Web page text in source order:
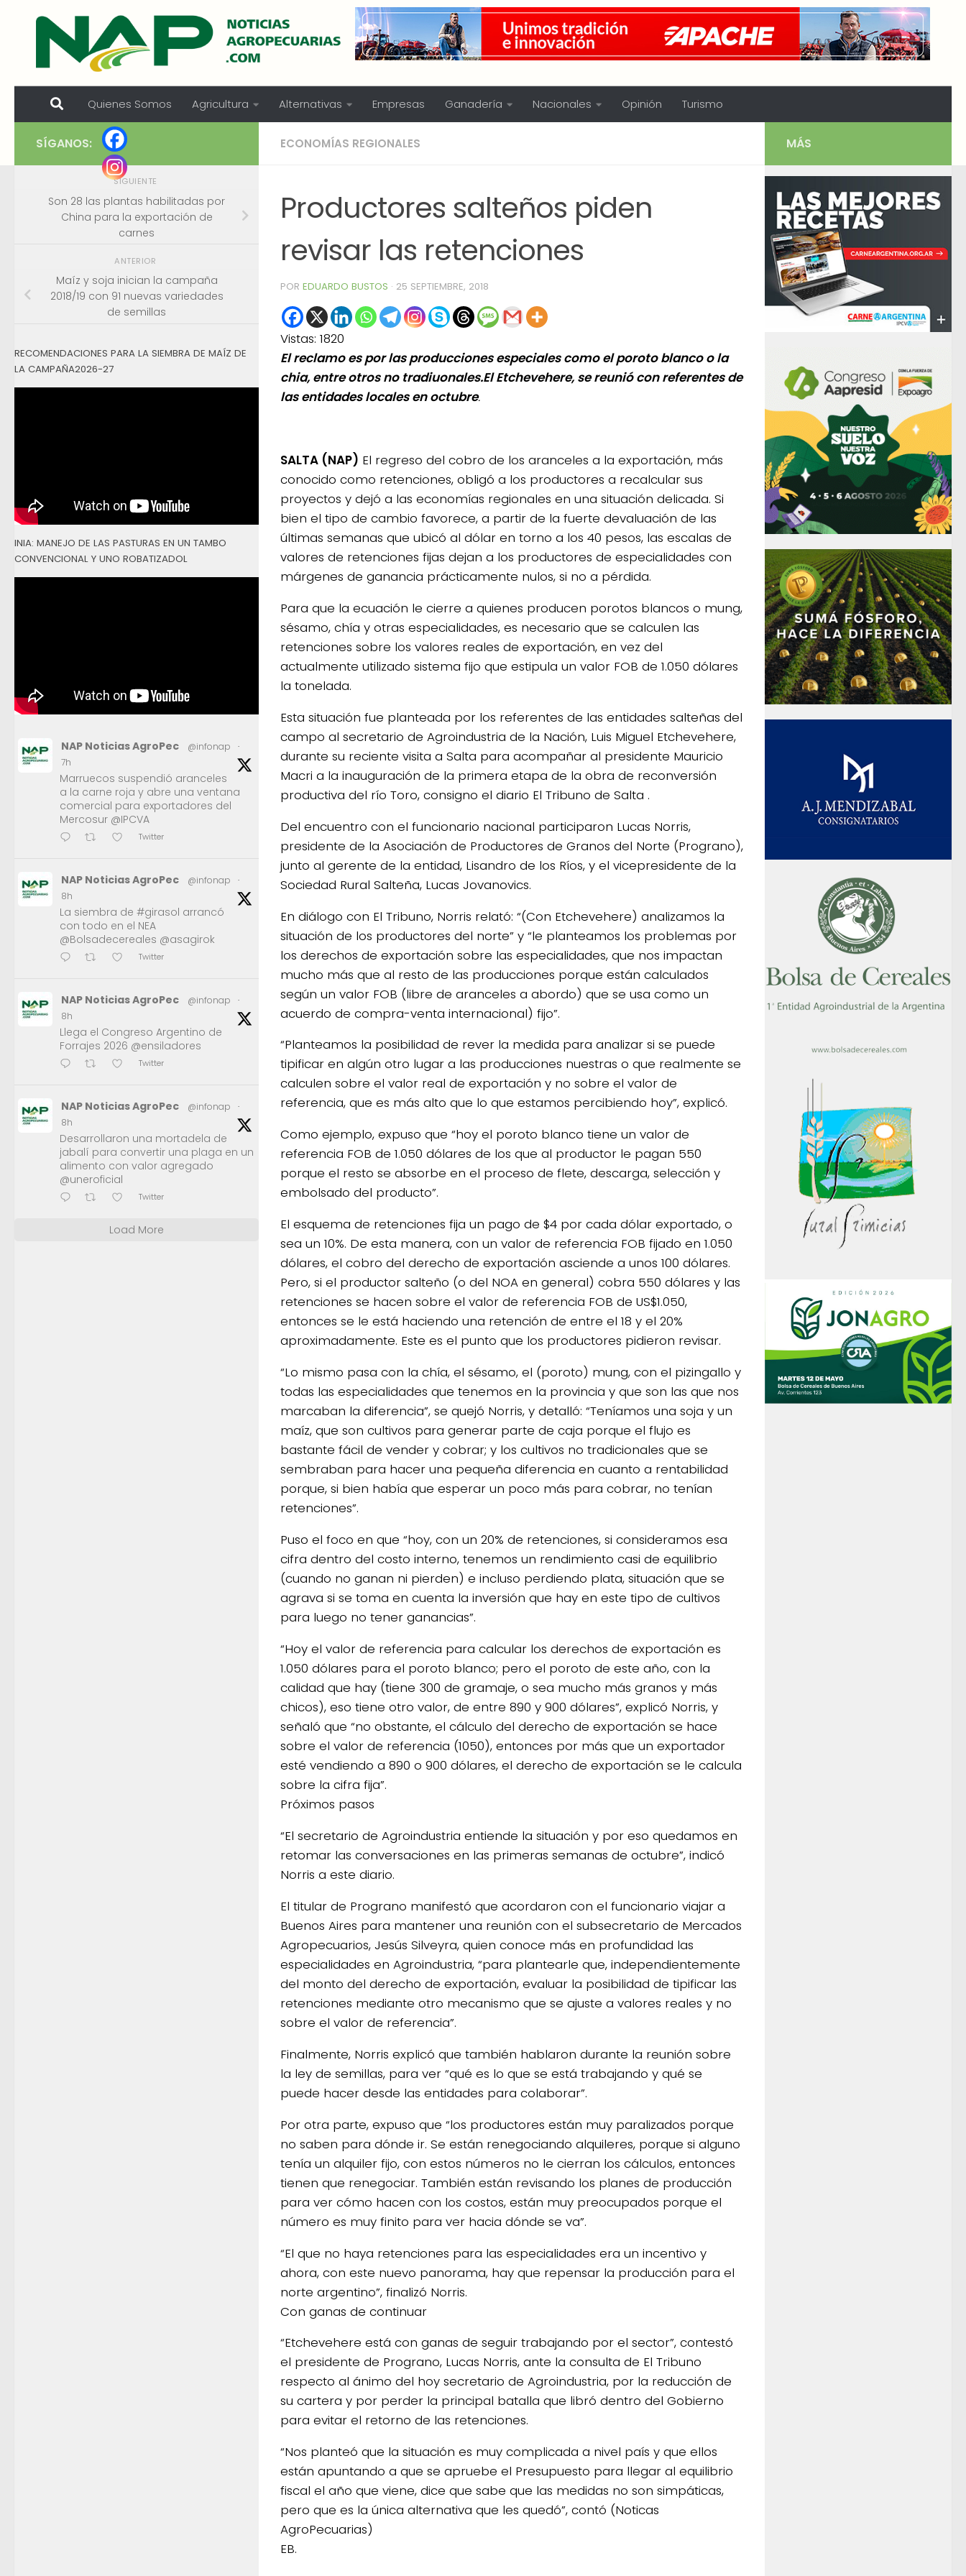
Skip to content
Quienes Somos Agricultura Alternativas Empresas Ganadería Nacionales Opinión Turismo
ECONOMÍAS REGIONALES
Productores salteños piden
revisar las retenciones
POR EDUARDO BUSTOS · 25 SEPTIEMBRE, 2018
Vistas: 1820
El reclamo es por las producciones especiales como el poroto blanco o la
chia, entre otros no tradiuonales.El Etchevehere, se reunió con referentes de
las entidades locales en octubre.
SALTA (NAP) El regreso del cobro de los aranceles a la exportación, más
conocido como retenciones, obligó a los productores a recalcular sus
proyectos y dejó a las economías regionales en una situación delicada. Si
bien el tipo de cambio favorece, a partir de la fuerte devaluación de las
últimas semanas que ubicó al dólar en torno a los 40 pesos, las escalas de
valores de retenciones fijas dejan a los productores de especialidades con
márgenes de ganancia prácticamente nulos, si no a pérdida.
Para que la ecuación le cierre a quienes producen porotos blancos o mung,
sésamo, chía y otras especialidades, es necesario que se calculen las
retenciones sobre los valores reales de exportación, en vez del
actualmente utilizado sistema fijo que estipula un valor FOB de 1.050 dólares
la tonelada.
Esta situación fue planteada por los referentes de las entidades salteñas del
campo al secretario de Agroindustria de la Nación, Luis Miguel Etchevehere,
durante su reciente visita a Salta para acompañar al presidente Mauricio
Macri a la inauguración de la primera etapa de la obra de reconversión
productiva del río Toro, consigno el diario El Tribuno de Salta .
Del encuentro con el funcionario nacional participaron Lucas Norris,
presidente de la Asociación de Productores de Granos del Norte (Prograno),
junto al gerente de la entidad, Lisandro de los Ríos, y el vicepresidente de la
Sociedad Rural Salteña, Lucas Jovanovics.
En diálogo con El Tribuno, Norris relató: “(Con Etchevehere) analizamos la
situación de los productores del norte” y “le planteamos los problemas por
los derechos de exportación sobre las especialidades, que nos impactan
mucho más que al resto de las producciones porque están calculados
según un valor FOB (libre de aranceles a abordo) que se usa como un
acuerdo de compra-venta internacional) fijo”.
“Planteamos la posibilidad de rever la medida para analizar si se puede
tipificar en algún otro lugar a las producciones nuestras o que realmente se
calculen sobre el valor real de exportación y no sobre el valor de
referencia, que es más alto que lo que estamos percibiendo hoy”, explicó.
Como ejemplo, expuso que “hoy el poroto blanco tiene un valor de
referencia FOB de 1.050 dólares de los que al productor le pagan 550
porque el resto se absorbe en el proceso de flete, descarga, selección y
embolsado del producto”.
El esquema de retenciones fija un pago de $4 por cada dólar exportado, o
sea un 10%. De esta manera, con un valor de referencia FOB fijado en 1.050
dólares, el cobro del derecho de exportación asciende a unos 100 dólares.
Pero, si el productor salteño (o del NOA en general) cobra 550 dólares y las
retenciones se hacen sobre el valor de referencia FOB de US$1.050,
entonces se le está haciendo una retención de entre el 18 y el 20%
aproximadamente. Este es el punto que los productores pidieron revisar.
“Lo mismo pasa con la chía, el sésamo, el (poroto) mung, con el pizingallo y
todas las especialidades que tenemos en la provincia y que son las que nos
marcaban la diferencia”, se quejó Norris, y detalló: “Teníamos una soja y un
maíz, que son cultivos para generar parte de caja porque el flujo es
bastante fácil de vender y cobrar; y los cultivos no tradicionales que se
sembraban para hacer una pequeña diferencia en cuanto a rentabilidad
porque, si bien había que esperar un poco más para cobrar, no tenían
retenciones”.
Puso el foco en que “hoy, con un 20% de retenciones, si consideramos esa
cifra dentro del costo interno, tenemos un rendimiento casi de equilibrio
(cuando no ganan ni pierden) e incluso perdiendo plata, situación que se
agrava si se toma en cuenta la inversión que hay en este tipo de cultivos
para luego no tener ganancias”.
“Hoy el valor de referencia para calcular los derechos de exportación es
1.050 dólares para el poroto blanco; pero el poroto de este año, con la
calidad que hay (tiene 300 de gramaje, o sea mucho más granos y más
chicos), eso tiene otro valor, de entre 890 y 900 dólares”, explicó Norris, y
señaló que “no obstante, el cálculo del derecho de exportación se hace
sobre el valor de referencia (1050), entonces por más que un exportador
esté vendiendo a 890 o 900 dólares, el derecho de exportación se le calcula
sobre la cifra fija”.
Próximos pasos
“El secretario de Agroindustria entiende la situación y por eso quedamos en
retomar las conversaciones en las primeras semanas de octubre”, indicó
Norris a este diario.
El titular de Prograno manifestó que acordaron con el funcionario viajar a
Buenos Aires para mantener una reunión con el subsecretario de Mercados
Agropecuarios, Jesús Silveyra, quien conoce más en profundidad las
especialidades en Agroindustria, “para plantearle que, independientemente
del monto del derecho de exportación, evaluar la posibilidad de tipificar las
retenciones mediante otro mecanismo que se ajuste a valores reales y no
sobre el valor de referencia”.
Finalmente, Norris explicó que también hablaron durante la reunión sobre
la ley de semillas, para ver “qué es lo que se está trabajando y qué se
puede hacer desde las entidades para colaborar”.
Por otra parte, expuso que “los productores están muy paralizados porque
no saben para dónde ir. Se están renegociando alquileres, porque si alguno
tenía un alquiler fijo, con estos números no le cierran los cálculos, entonces
tienen que renegociar. También están revisando los planes de producción
para ver cómo hacen con los costos, están muy preocupados porque el
número es muy finito para ver hacia dónde se va”.
“El que no haya retenciones para las especialidades era un incentivo y
ahora, con este nuevo panorama, hay que repensar la producción para el
norte argentino”, finalizó Norris.
Con ganas de continuar
“Etchevehere está con ganas de seguir trabajando por el sector”, contestó
el presidente de Prograno, Lucas Norris, ante la consulta de El Tribuno
respecto al ánimo del hoy secretario de Agroindustria, por la reducción de
su cartera y por perder la principal batalla que libró dentro del Gobierno
para evitar el retorno de las retenciones.
“Nos planteó que la situación es muy complicada a nivel país y que ellos
están apuntando a que se apruebe el Presupuesto para llegar al equilibrio
fiscal el año que viene, dice que sabe que las medidas no son simpáticas,
pero que es la única alternativa que les quedó”, contó (Noticas
AgroPecuarias)
EB.
SÍGANOS:
SIGUIENTE
Son 28 las plantas habilitadas por
China para la exportación de
carnes
ANTERIOR
Maíz y soja inician la campaña
2018/19 con 91 nuevas variedades
de semillas
RECOMENDACIONES PARA LA SIEMBRA DE MAÍZ DE
LA CAMPAÑA2026-27
INIA: MANEJO DE LAS PASTURAS EN UN TAMBO
CONVENCIONAL Y UNO ROBATIZADOL
NAP Noticias AgroPec @infonap
·
7h
Marruecos suspendió aranceles
a la carne roja y abre una ventana
comercial para exportadores del
Mercosur @IPCVA
Twitter
NAP Noticias AgroPec @infonap
·
8h
La siembra de #girasol arrancó
con todo en el NEA
@Bolsadecereales @asagirok
Twitter
NAP Noticias AgroPec @infonap
·
8h
Llega el Congreso Argentino de
Forrajes 2026 @ensiladores
Twitter
NAP Noticias AgroPec @infonap
·
8h
Desarrollaron una mortadela de
jabalí para convertir una plaga en un
alimento con valor agregado
@uneroficial
Twitter
Load More
MÁS